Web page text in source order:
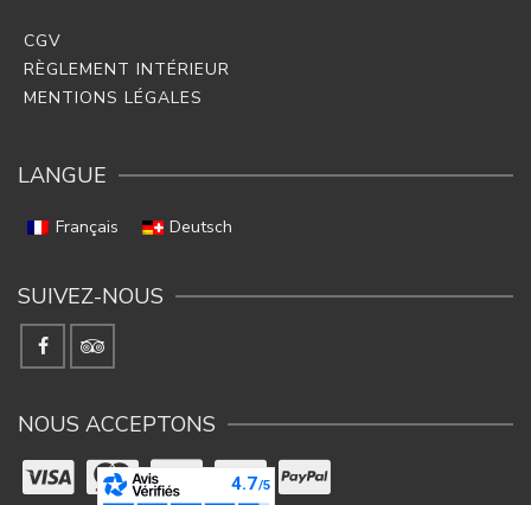
CGV
RÈGLEMENT INTÉRIEUR
MENTIONS LÉGALES
LANGUE
Français Deutsch
SUIVEZ-NOUS
NOUS ACCEPTONS